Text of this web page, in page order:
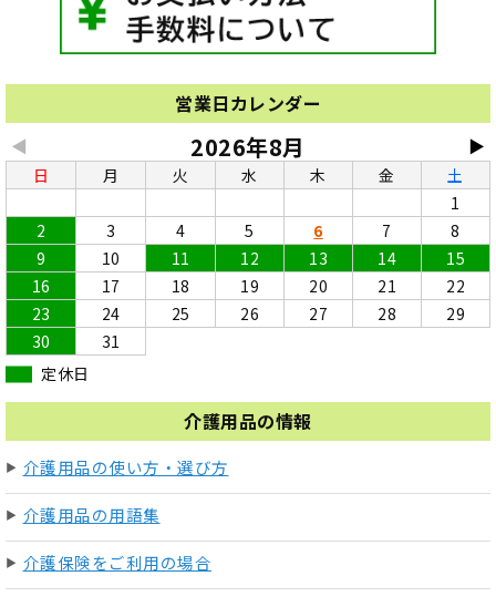
営業日カレンダー
◀ ▶
2026年8月
日 月 火 水 木 金
土
1
2
3 4 5 6 7
8
9
10 11 12 13 14
15
16
17 18 19 20 21
22
23
24 25 26 27 28
29
30
31
定休日
介護用品の情報
介護用品の使い方・選び方
介護用品の用語集
介護保険をご利用の場合